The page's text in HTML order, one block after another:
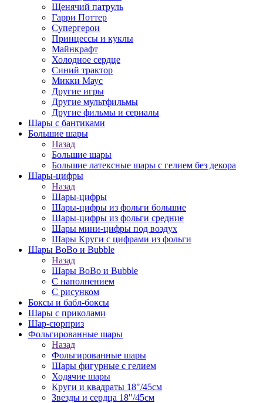
Щенячий патруль
Гарри Поттер
Супергерои
Принцессы и куклы
Майнкрафт
Холодное сердце
Синий трактор
Микки Маус
Другие игры
Другие мультфильмы
Другие фильмы и сериалы
Шары с бантиками
Большие шары
Назад
Большие шары
Большие латексные шары с гелием без декора
Шары-цифры
Назад
Шары-цифры
Шары-цифры из фольги большие
Шары-цифры из фольги средние
Шары мини-цифры под воздух
Шары Круги с цифрами из фольги
Шары BoBo и Bubble
Назад
Шары BoBo и Bubble
С наполнением
С рисунком
Боксы и бабл-боксы
Шары с приколами
Шар-сюрприз
Фольгированные шары
Назад
Фольгированные шары
Шары фигурные с гелием
Ходячие шары
Круги и квадраты 18"/45см
Звезды и сердца 18"/45см